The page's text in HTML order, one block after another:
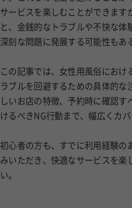
サービスを楽しむことができます
と、金銭的なトラブルや不快な体
深刻な問題に発展する可能性もあ
この記事では、女性用風俗におけ
ラブルを回避するための具体的な
しいお店の特徴、予約時に確認
けるべきNG行動まで、幅広くカバ
初心者の方も、すでに利用経験の
みいただき、快適なサービスを楽
い。